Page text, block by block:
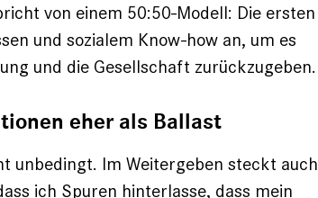
von einem 50:50-Modell: Die ersten
und sozialem Know-how an, um es
und die Gesellschaft zurückzugeben.
eher als Ballast
unbedingt. Im Weitergeben steckt auch
ich Spuren hinterlasse, dass mein